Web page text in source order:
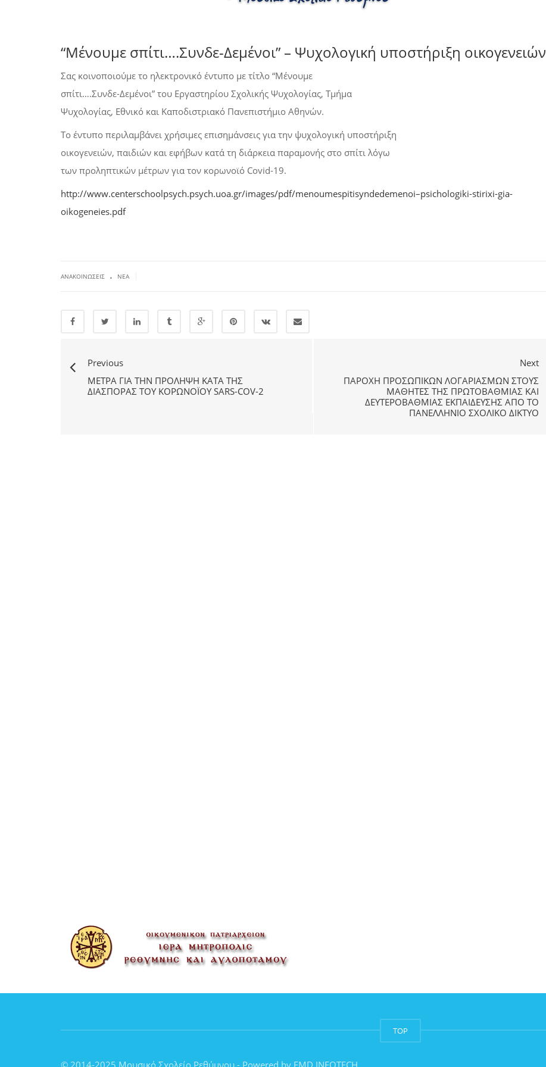
“Μένουμε σπίτι….Συνδε-Δεμένοι” – Ψυχολογική υποστήριξη οικογενειών
Σας κοινοποιούμε το ηλεκτρονικό έντυπο με τίτλο “Μένουμε
σπίτι….Συνδε-Δεμένοι” του Εργαστηρίου Σχολικής Ψυχολογίας, Τμήμα
Ψυχολογίας, Εθνικό και Καποδιστριακό Πανεπιστήμιο Αθηνών.
Το έντυπο περιλαμβάνει χρήσιμες επισημάνσεις για την ψυχολογική υποστήριξη
οικογενειών, παιδιών και εφήβων κατά τη διάρκεια παραμονής στο σπίτι λόγω
των προληπτικών μέτρων για τον κορωνοϊό Covid-19.
http://www.centerschoolpsych.psych.uoa.gr/images/pdf/menoumespitisyndedemenoi–psichologiki-stirixi-gia-
oikogeneies.pdf
ΑΝΑΚΟΙΝΏΣΕΙΣ . ΝΈΑ
Previous
ΜΈΤΡΑ ΓΙΑ ΤΗΝ ΠΡΌΛΗΨΗ ΚΑΤΆ ΤΗΣ
ΔΙΑΣΠΟΡΆΣ ΤΟΥ ΚΟΡΩΝΟΪΟΎ SARS-COV-2
Next
ΠΑΡΟΧΉ ΠΡΟΣΩΠΙΚΏΝ ΛΟΓΑΡΙΑΣΜΏΝ ΣΤΟΥΣ
ΜΑΘΗΤΈΣ ΤΗΣ ΠΡΩΤΟΒΆΘΜΙΑΣ ΚΑΙ
ΔΕΥΤΕΡΟΒΆΘΜΙΑΣ ΕΚΠΑΊΔΕΥΣΗΣ ΑΠΌ ΤΟ
ΠΑΝΕΛΛΉΝΙΟ ΣΧΟΛΙΚΌ ΔΊΚΤΥΟ
TOP